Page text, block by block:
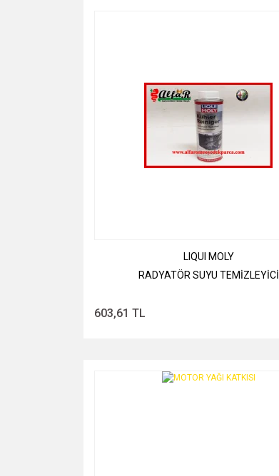
LIQUI MOLY
RADYATÖR SUYU TEMİZLEYİCİ
603,61 TL